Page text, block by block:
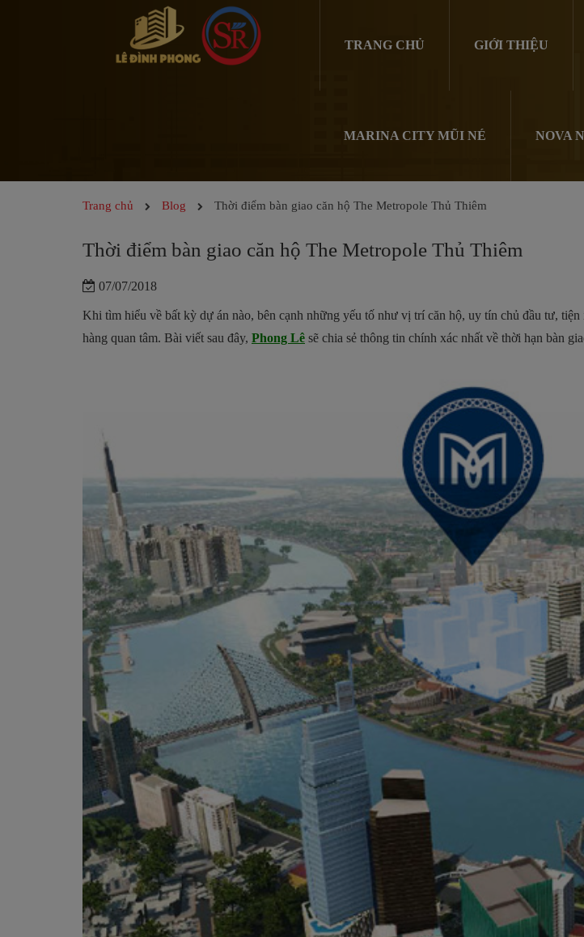
TRANG CHỦ GIỚI THIỆU
MARINA CITY MŨI NÉ NOVA
Trang chủ Blog Thời điểm bàn giao căn hộ The Metropole Thủ Thiêm
Thời điểm bàn giao căn hộ The Metropole Thủ Thiêm
07/07/2018
Khi tìm hiểu về bất kỳ dự án nào, bên cạnh những yếu tố như vị trí căn hộ, uy tín chủ đầu tư,
hàng quan tâm. Bài viết sau đây, Phong Lê sẽ chia sẻ thông tin chính xác nhất về thời hạn bàn